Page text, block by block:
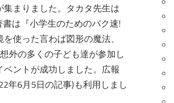
まりました。タカタ先生は
は『小学生のためのバク速!
使った言わば図形の魔法、
外の多くの子ども達が参加し
ントが成功しました。広報
年6月5日の記事)も利用しまし